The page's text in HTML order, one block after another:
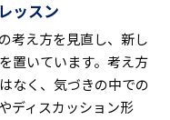
ッスン
考え方を見直し、新し
置いています。考え方
なく、気づきの中での
ディスカッション形